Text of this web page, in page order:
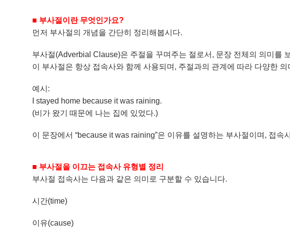
■ 부사절이란 무엇인가요?
먼저 부사절의 개념을 간단히 정리해봅시다.
부사절(Adverbial Clause)은 주절을 꾸며주는 절로서, 문장 전체의 의미를
이 부사절은 항상 접속사와 함께 사용되며, 주절과의 관계에 따라 다양한 의
예시:
I stayed home because it was raining.
(비가 왔기 때문에 나는 집에 있었다.)
이 문장에서 “because it was raining”은 이유를 설명하는 부사절이며, 접속
■ 부사절을 이끄는 접속사 유형별 정리
부사절 접속사는 다음과 같은 의미로 구분할 수 있습니다.
시간(time)
이유(cause)